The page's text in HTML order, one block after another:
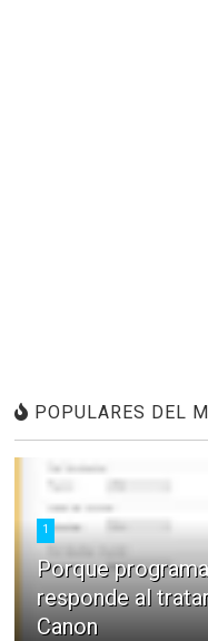
POPULARES DEL
1
Porque
responde al
Canon